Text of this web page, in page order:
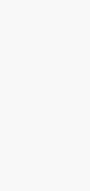
ein oder benutze